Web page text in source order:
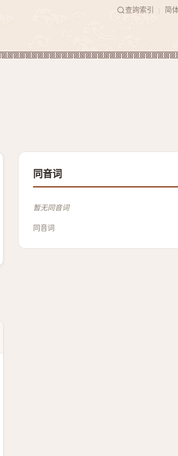
查詢索引 简
同音词
暂无同音词
同音词